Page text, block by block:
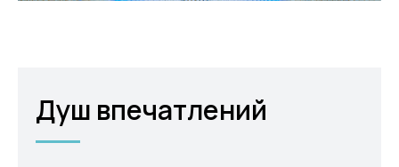
Душ впечатлений